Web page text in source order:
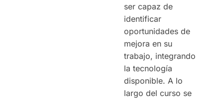
ser capaz de
identificar
oportunidades de
mejora en su
trabajo, integrando
la tecnología
disponible. A lo
largo del curso se